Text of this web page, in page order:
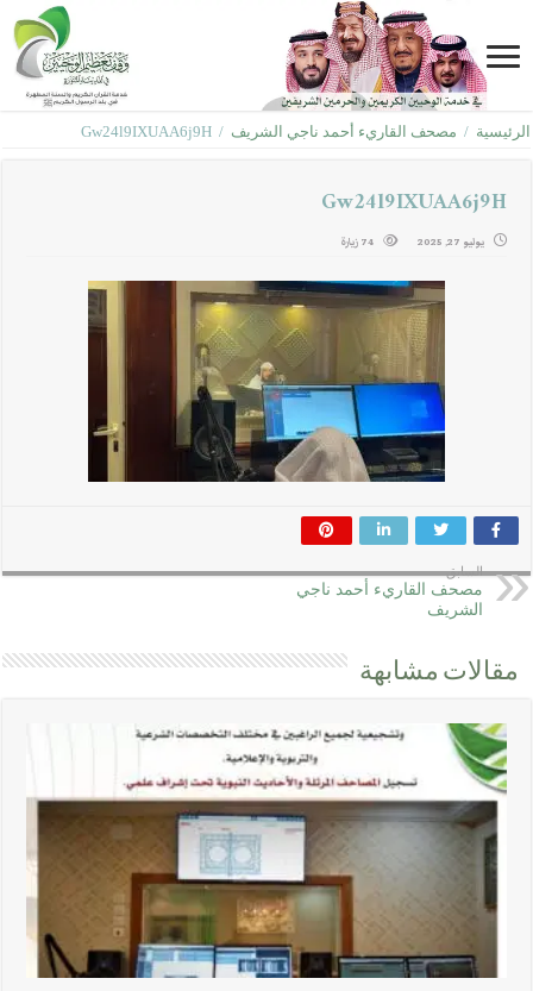
الرئيسية / مصحف القاريء أحمد ناجي الشريف /
Gw24l9IXUAA6j9H
Gw24l9IXUAA6j9H
يوليو 27, 2025 74 زيارة
السابق
مصحف القاريء أحمد ناجي
الشريف
مقالات مشابهة